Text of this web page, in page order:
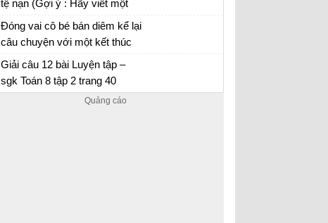
phê bình những kẻ thờ ơ
tệ nạn (Gợi ý : Hãy viết một
bài nghị luận để nêu rõ tác hại
của một trong các tệ nạn xã
hội mà chúng ta cần phải
cương quyết...
Đóng vai cô bé bán diêm kể lại
câu chuyện với một kết thúc
mới
Đóng vai cô bé bán diêm kể lại câu chuyện về
cuộc đời mình với các kết thúc khác nhau
Giải câu 12 bài Luyện tập –
sgk Toán 8 tập 2 trang 40